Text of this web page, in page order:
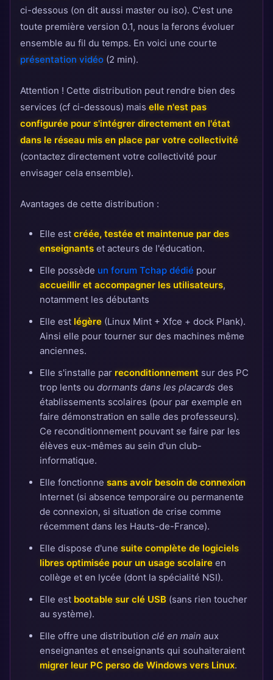
ci-dessous (on dit aussi master ou iso). C'est une
toute première version 0.1, nous la ferons évoluer
ensemble au fil du temps. En voici une courte
présentation vidéo (2 min).
Attention ! Cette distribution peut rendre bien des
services (cf ci-dessous) mais elle n'est pas
configurée pour s'intégrer directement en l'état
dans le réseau mis en place par votre collectivité
(contactez directement votre collectivité pour
envisager cela ensemble).
Avantages de cette distribution :
Elle est créée, testée et maintenue par des
enseignants et acteurs de l'éducation.
Elle possède un forum Tchap dédié pour
accueillir et accompagner les utilisateurs,
notamment les débutants
Elle est légère (Linux Mint + Xfce + dock Plank).
Ainsi elle pour tourner sur des machines même
anciennes.
Elle s'installe par reconditionnement sur des PC
trop lents ou dormants dans les placards des
établissements scolaires (pour par exemple en
faire démonstration en salle des professeurs).
Ce reconditionnement pouvant se faire par les
élèves eux-mêmes au sein d'un club-
informatique.
Elle fonctionne sans avoir besoin de connexion
Internet (si absence temporaire ou permanente
de connexion, si situation de crise comme
récemment dans les Hauts-de-France).
Elle dispose d'une suite complète de logiciels
libres optimisée pour un usage scolaire en
collège et en lycée (dont la spécialité NSI).
Elle est bootable sur clé USB (sans rien toucher
au système).
Elle offre une distribution clé en main aux
enseignantes et enseignants qui souhaiteraient
migrer leur PC perso de Windows vers Linux.